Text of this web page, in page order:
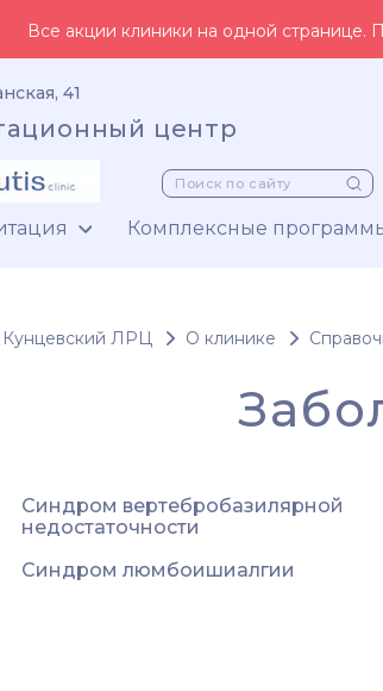
Все акции клиники на одной странице.
41
центр
Комплексные
Кунцевский ЛРЦ О клинике
Синдром вертебробазилярной
недостаточности
Синдром люмбоишиалгии